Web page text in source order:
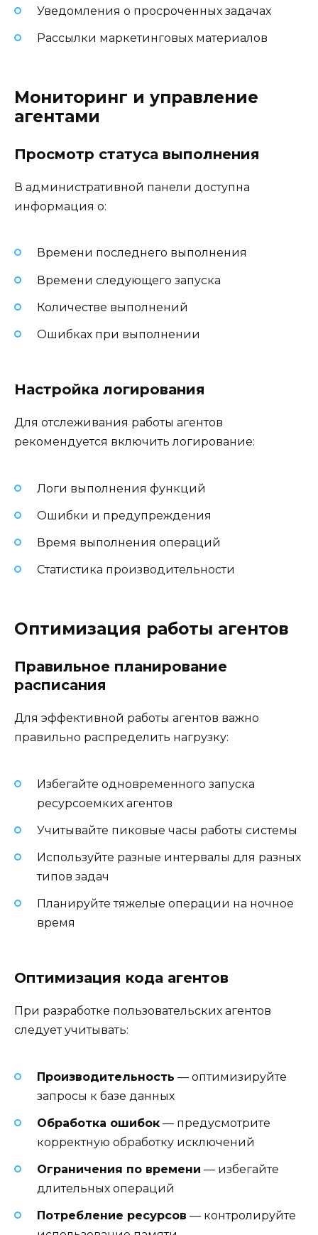
Уведомления о просроченных задачах
Рассылки маркетинговых материалов
Мониторинг и управление
агентами
Просмотр статуса выполнения
В административной панели доступна
информация о:
Времени последнего выполнения
Времени следующего запуска
Количестве выполнений
Ошибках при выполнении
Настройка логирования
Для отслеживания работы агентов
рекомендуется включить логирование:
Логи выполнения функций
Ошибки и предупреждения
Время выполнения операций
Статистика производительности
Оптимизация работы агентов
Правильное планирование
расписания
Для эффективной работы агентов важно
правильно распределить нагрузку:
Избегайте одновременного запуска
ресурсоемких агентов
Учитывайте пиковые часы работы системы
Используйте разные интервалы для разных
типов задач
Планируйте тяжелые операции на ночное
время
Оптимизация кода агентов
При разработке пользовательских агентов
следует учитывать:
Производительность — оптимизируйте
запросы к базе данных
Обработка ошибок — предусмотрите
корректную обработку исключений
Ограничения по времени — избегайте
длительных операций
Потребление ресурсов — контролируйте